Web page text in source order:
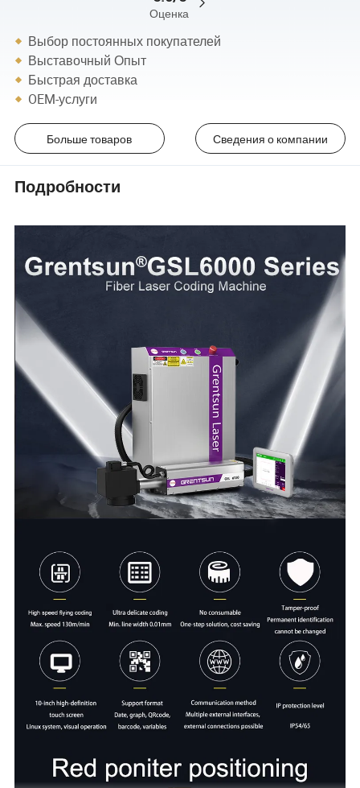
Оценка
Выбор постоянных покупателей
Выставочный Опыт
Быстрая доставка
OEM-услуги
Больше товаров Сведения о компании
Подробности